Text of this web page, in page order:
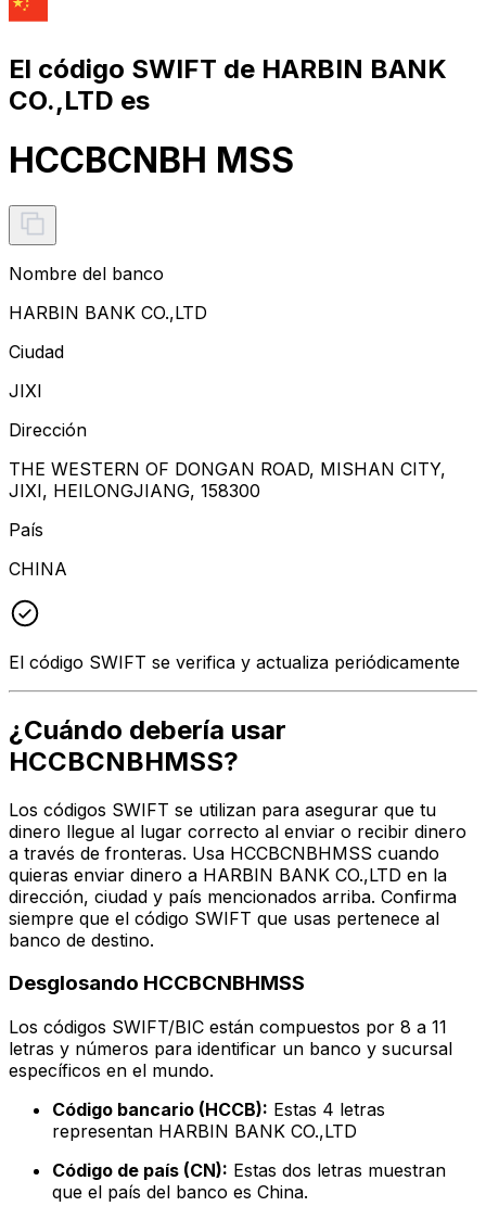
El código SWIFT de HARBIN BANK
CO.,LTD es
HCCBCNBH MSS
Nombre del banco
HARBIN BANK CO.,LTD
Ciudad
JIXI
Dirección
THE WESTERN OF DONGAN ROAD, MISHAN CITY,
JIXI, HEILONGJIANG, 158300
País
CHINA
El código SWIFT se verifica y actualiza periódicamente
¿Cuándo debería usar
HCCBCNBHMSS?
Los códigos SWIFT se utilizan para asegurar que tu
dinero llegue al lugar correcto al enviar o recibir dinero
a través de fronteras. Usa HCCBCNBHMSS cuando
quieras enviar dinero a HARBIN BANK CO.,LTD en la
dirección, ciudad y país mencionados arriba. Confirma
siempre que el código SWIFT que usas pertenece al
banco de destino.
Desglosando HCCBCNBHMSS
Los códigos SWIFT/BIC están compuestos por 8 a 11
letras y números para identificar un banco y sucursal
específicos en el mundo.
Código bancario (HCCB): Estas 4 letras
representan HARBIN BANK CO.,LTD
Código de país (CN): Estas dos letras muestran
que el país del banco es China.